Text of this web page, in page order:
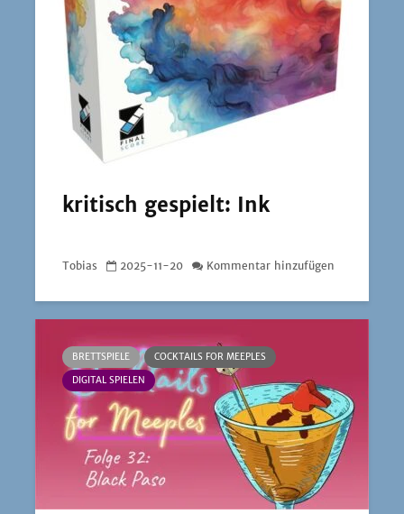
kritisch gespielt: Ink
Tobias 2025-11-20 Kommentar hinzufügen
BRETTSPIELE
COCKTAILS FOR MEEPLES
DIGITAL SPIELEN